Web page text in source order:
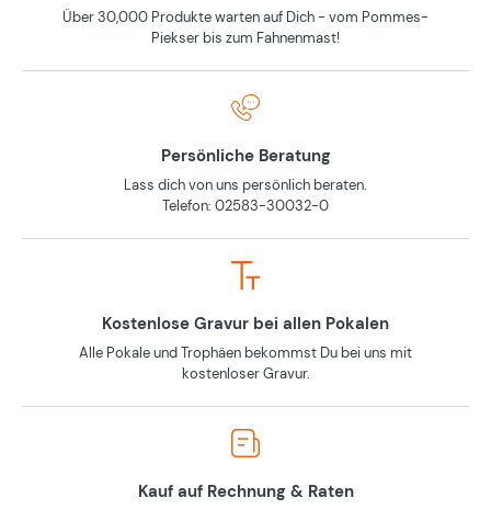
Über 30,000 Produkte warten auf Dich - vom Pommes-
Piekser bis zum Fahnenmast!
Persönliche Beratung
Lass dich von uns persönlich beraten.
Telefon: 02583-30032-0
Kostenlose Gravur bei allen Pokalen
Alle Pokale und Trophäen bekommst Du bei uns mit
kostenloser Gravur.
Kauf auf Rechnung & Raten